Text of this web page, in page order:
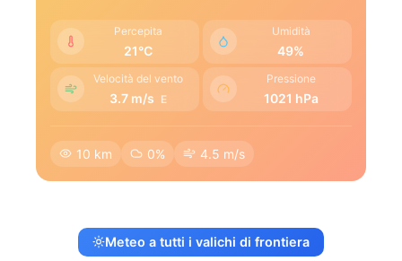
Percepita
21°C
Umidità
49%
Velocità del vento
3.7 m/s E
Pressione
1021 hPa
10 km 0% 4.5 m/s
Meteo a tutti i valichi di frontiera